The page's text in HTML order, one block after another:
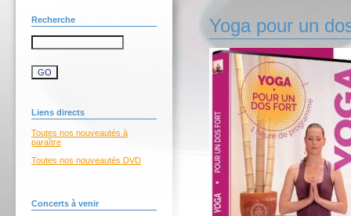
Recherche
Liens directs
Toutes nos nouveautés à
paraître
Toutes nos nouveautés DVD
Concerts à venir
Yoga pour un